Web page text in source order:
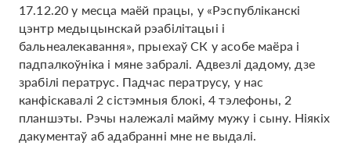
17.12.20 у месца маёй працы, у «Рэспубліканскі
цэнтр медыцынскай рэабілітацыі і
бальнеалекавання», прыехаў СК у асобе маёра і
падпалкоўніка і мяне забралі. Адвезлі дадому, дзе
зрабілі ператрус. Падчас ператрусу, у нас
канфіскавалі 2 сістэмныя блокі, 4 тэлефоны, 2
планшэты. Рэчы належалі майму мужу і сыну. Ніякіх
дакументаў аб адабранні мне не выдалі.